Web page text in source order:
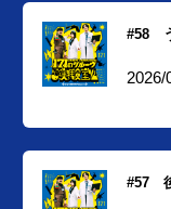
#58
2026/
#57